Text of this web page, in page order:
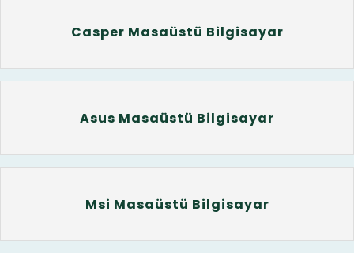
Casper Masaüstü Bilgisayar
Asus Masaüstü Bilgisayar
Msi Masaüstü Bilgisayar